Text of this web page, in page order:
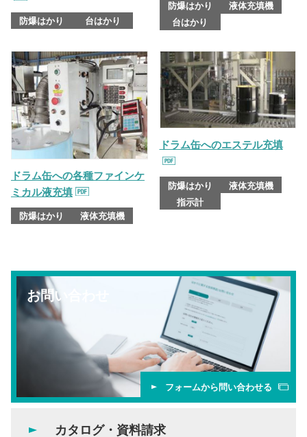
防爆はかり 台はかり
防爆はかり
液体充填機
台はかり
ドラム缶への各種ファインケ
ミカル液充填
防爆はかり 液体充填機
ドラム缶へのエステル充填
防爆はかり
液体充填機
指示計
お問い合わせ
フォームから問い合わせる
カタログ・資料請求